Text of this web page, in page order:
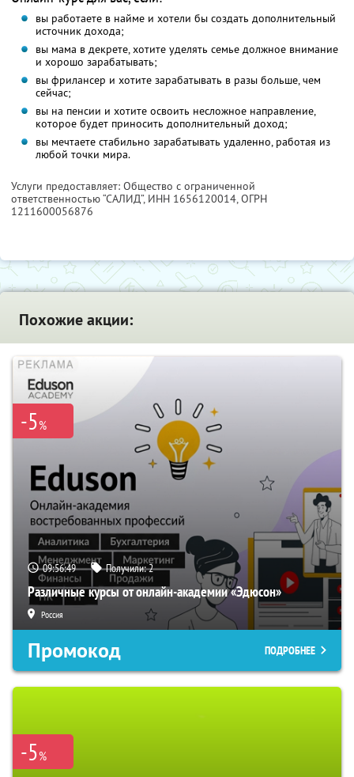
вы работаете в найме и хотели бы создать дополнительный
источник дохода;
вы мама в декрете, хотите уделять семье должное внимание
и хорошо зарабатывать;
вы фрилансер и хотите зарабатывать в разы больше, чем
сейчас;
вы на пенсии и хотите освоить несложное направление,
которое будет приносить дополнительный доход;
вы мечтаете стабильно зарабатывать удаленно, работая из
любой точки мира.
Услуги предоставляет: Общество с ограниченной
ответственностью “САЛИД”, ИНН 1656120014, ОГРН
1211600056876
Похожие акции:
-5%
09:56:49 Получили:2
Различные курсы от онлайн-академии «Эдюсон»
Россия
Промокод ПОДРОБНЕЕ
-5%